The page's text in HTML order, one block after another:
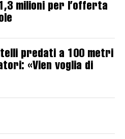
milioni per l’offerta
predati a 100 metri
«Vien voglia di